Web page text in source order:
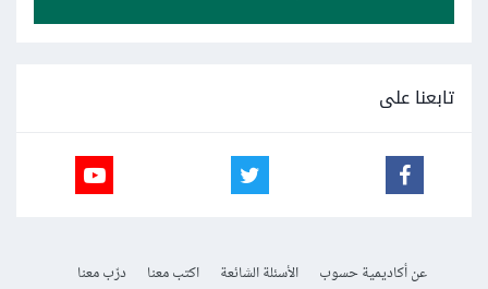
تابعنا على
عن أكاديمية حسوب الأسئلة الشائعة اكتب معنا
درّب معنا